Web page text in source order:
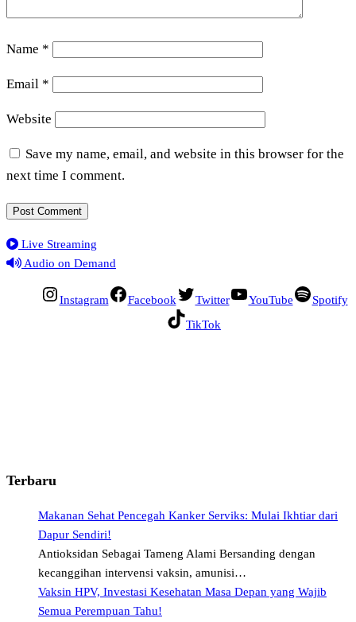
Name *
Email *
Website
Save my name, email, and website in this browser for the
next time I comment.
Live Streaming
Audio on Demand
Instagram Facebook Twitter YouTube
Spotify
TikTok
Terbaru
Makanan Sehat Pencegah Kanker Serviks: Mulai Ikhtiar dari
Dapur Sendiri!
Antioksidan Sebagai Tameng Alami Bersanding dengan
kecanggihan intervensi vaksin, amunisi…
Vaksin HPV, Investasi Kesehatan Masa Depan yang Wajib
Semua Perempuan Tahu!